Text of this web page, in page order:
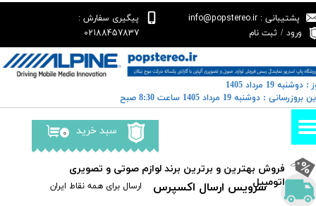
سرویس ارسال اکسپرس ​​ارسال برای همه نقاط ایران
پشتیبانی : info@popstereo.ir
پیگیری سفارش :
02188457837
ورود / ثبت نام
حساب کاربری من
تغییر گذر واژه
سفارشات
خروج از حساب کاربری
۰ سبد خرید
​فروش بهترین و برترین برند لوازم صوتی و تصویری
اتومبیل​​​​​​​
19 مرداد 1405
: دوشنبه 19 مرداد 1405 ساعت 8:30 صبح